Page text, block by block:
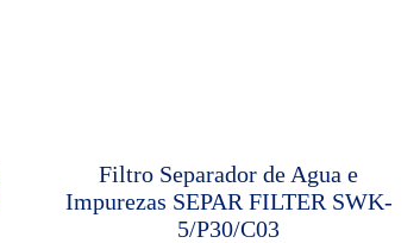
Filtro Separador de Agua e
Impurezas SEPAR FILTER SWK-
5/P30/C03